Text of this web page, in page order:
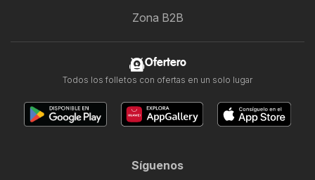
Zona B2B
Ofertero
Todos los folletos con ofertas en un solo lugar
Síguenos